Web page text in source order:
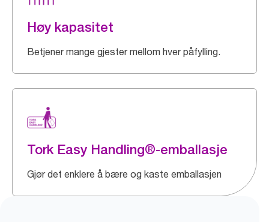
Høy kapasitet
Betjener mange gjester mellom hver påfylling.
Tork Easy Handling®-emballasje
Gjør det enklere å bære og kaste emballasjen